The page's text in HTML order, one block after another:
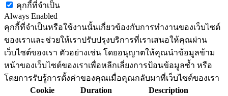
คุกกี้ที่จำเป็น
Always Enabled
คุกกี้ที่จำเป็นหรือใช้งานนั้นเกี่ยวข้องกับการทำงานของเว็บไซต์
ของเราและช่วยให้เราปรับปรุงบริการที่เราเสนอให้คุณผ่าน
เว็บไซต์ของเรา ตัวอย่างเช่น โดยอนุญาตให้คุณนำข้อมูลข้าม
หน้าของเว็บไซต์ของเราเพื่อหลีกเลี่ยงการป้อนข้อมูลซ้ำ หรือ
โดยการรับรู้การตั้งค่าของคุณเมื่อคุณกลับมาที่เว็บไซต์ของเรา
Cookie
Duration Description